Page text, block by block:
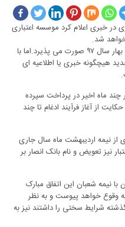
در خبری اعلام کرد موسسه اعتباری
خواهد شد.
به گفته معاون بانک مرکزی فرآیند ادغام در بهار سال ۹۷ صورت می پذیرد.اما با
آغاز سال جدید هیچگونه خبری یا اطلاعیه ای
ماه اخیر در پرداخت سپرده
از آغاز فرآیند ادغام تا چند
از نیمه اردیبهشت ماه سال جاری
نیز تعویض و نام بانک انصار بر
نیمه شعبان این اتفاق مبارک
وقوع خواهد پیوست و به نظر
شرایط سختی را داشتند نیز به